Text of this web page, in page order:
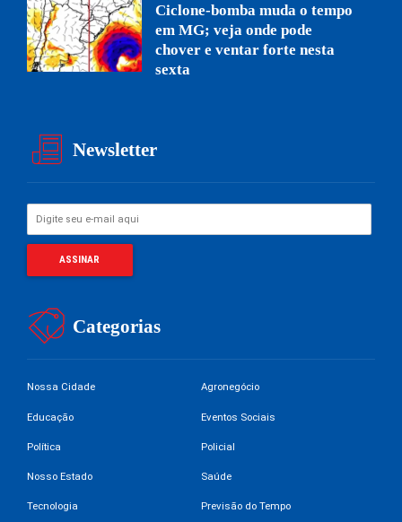
Ciclone-bomba muda o tempo
em MG; veja onde pode
chover e ventar forte nesta
sexta
Newsletter
Categorias
Nossa Cidade Agronegócio
Educação Eventos Sociais
Política Policial
Nosso Estado Saúde
Tecnologia Previsão do Tempo